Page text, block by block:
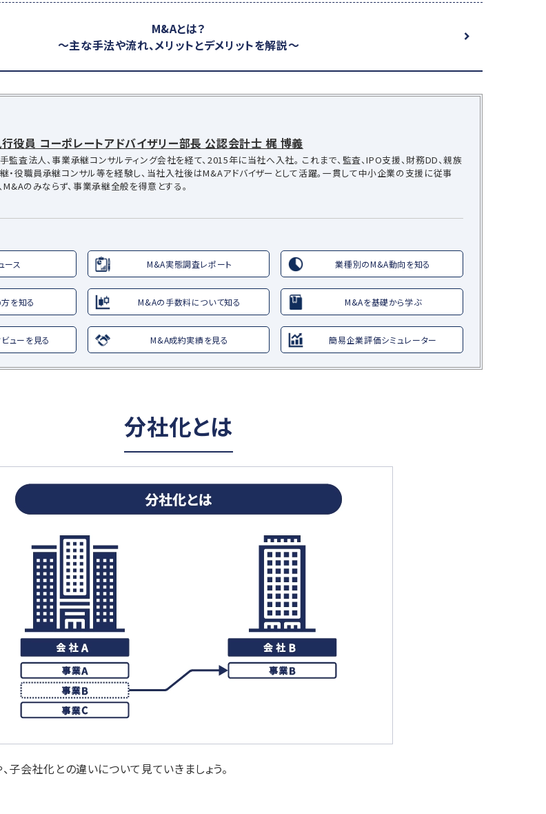
M&Aとは？
～主な手法や流れ、メリットとデメリットを解説～
役員 コーポレートアドバイザリー部長 公認会計士 梶 博義
監査法人、事業承継コンサルティング会社を経て、2015年に当社へ入社。 これまで、監査、IPO支援、財務DD、親族
・役職員承継コンサル等を経験し、当社入社後はM&Aアドバイザーとして活躍。一貫して中小企業の支援に従事
M&Aのみならず、事業承継全般を得意とする。
ース M&A実態調査レポート 業種別のM&A動向を知る
を知る M&Aの手数料について知る M&Aを基礎から学ぶ
ューを見る M&A成約実績を見る 簡易企業評価シミュレーター
分社化とは
子会社化との違いについて見ていきましょう。